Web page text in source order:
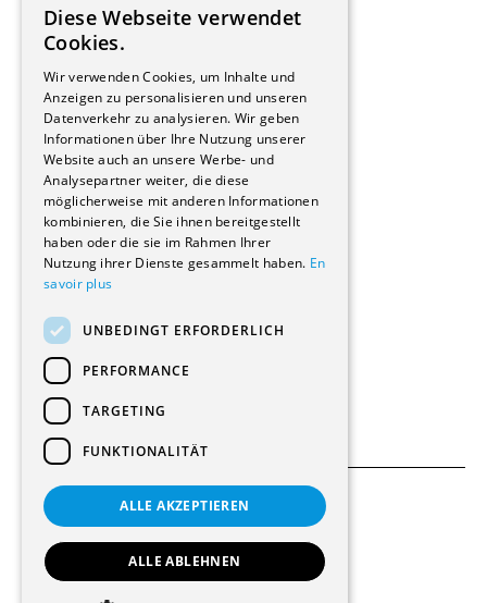
Hersteller/Lieferanten
Bauherrschaften
Immobilienverwaltungsgesellschaften
Stockwerkeigentum
Reportagen
Wohnungen
Renovierungen
Innere Umbauten
Gastgewerbe und Tourismus
Verwaltungsgebäude und Geschäfte
Schuleinrichtungen
Medizinische Einrichtungen
Kultur - Sport - Freizeit
Industrie - Handwerk
Transport und Parkplätze
Diverse Bauten
© 2026 Alle Rechte vorbehalten
Allgemeine Bedingungen
FRENCH
Diese Webseite verwendet
Cookies.
Wir verwenden Cookies, um Inhalte und
Anzeigen zu personalisieren und unseren
Datenverkehr zu analysieren. Wir geben
Informationen über Ihre Nutzung unserer
Website auch an unsere Werbe- und
Analysepartner weiter, die diese
möglicherweise mit anderen Informationen
kombinieren, die Sie ihnen bereitgestellt
haben oder die sie im Rahmen Ihrer
Nutzung ihrer Dienste gesammelt haben. En
savoir plus
UNBEDINGT ERFORDERLICH
PERFORMANCE
TARGETING
FUNKTIONALITÄT
ALLE AKZEPTIEREN
ALLE ABLEHNEN